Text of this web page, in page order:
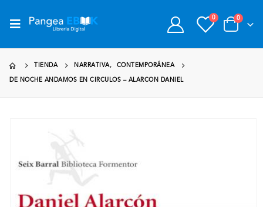
0 0
TIENDA NARRATIVA, CONTEMPORÁNEA
DE NOCHE ANDAMOS EN CIRCULOS – ALARCON DANIEL